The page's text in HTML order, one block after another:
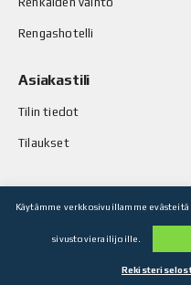
Rengashotelli
Asiakastili
Tilin tiedot
Tilaukset
© Stop-Rust Oy. Kaikki
Käytämme verkkosivuillamme
sivustovierailijoille.